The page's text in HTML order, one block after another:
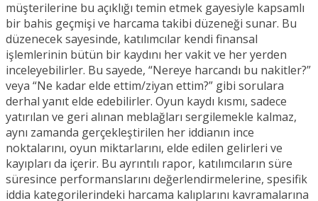
müşterilerine bu açıklığı temin etmek gayesiyle kapsamlı
bir bahis geçmişi ve harcama takibi düzeneği sunar. Bu
düzenecek sayesinde, katılımcılar kendi finansal
işlemlerinin bütün bir kaydını her vakit ve her yerden
inceleyebilirler. Bu sayede, “Nereye harcandı bu nakitler?”
veya “Ne kadar elde ettim/ziyan ettim?” gibi sorulara
derhal yanıt elde edebilirler. Oyun kaydı kısmı, sadece
yatırılan ve geri alınan meblağları sergilemekle kalmaz,
aynı zamanda gerçekleştirilen her iddianın ince
noktalarını, oyun miktarlarını, elde edilen gelirleri ve
kayıpları da içerir. Bu ayrıntılı rapor, katılımcıların süre
süresince performanslarını değerlendirmelerine, spesifik
iddia kategorilerindeki harcama kalıplarını kavramalarına